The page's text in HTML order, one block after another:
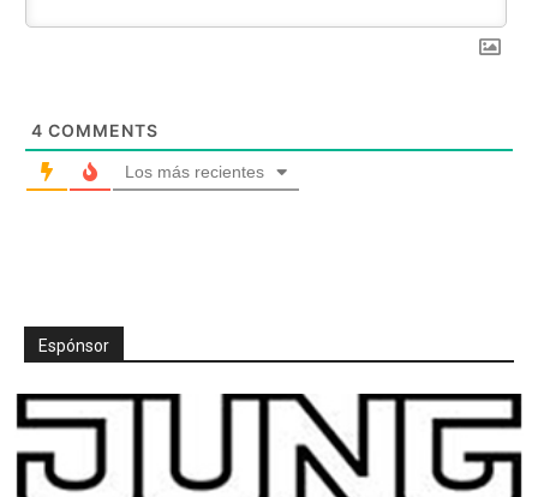
4 COMMENTS
Los más recientes
Espónsor